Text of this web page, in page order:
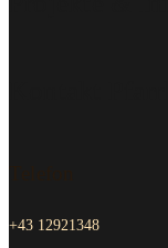
+43 12921348